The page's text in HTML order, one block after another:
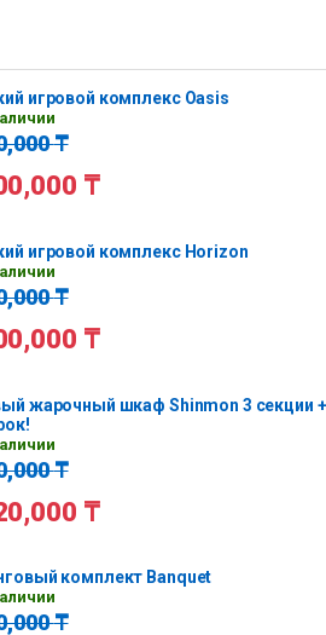
игровой комплекс Oasis
₸
₸
игровой комплекс Horizon
₸
₸
жарочный шкаф Shinmon 3 секции
₸
₸
комплект Banquet
₸